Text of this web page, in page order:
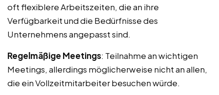
oft flexiblere Arbeitszeiten, die an ihre
Verfügbarkeit und die Bedürfnisse des
Unternehmens angepasst sind.
Regelmäßige Meetings: Teilnahme an wichtigen
Meetings, allerdings möglicherweise nicht an allen,
die ein Vollzeitmitarbeiter besuchen würde.